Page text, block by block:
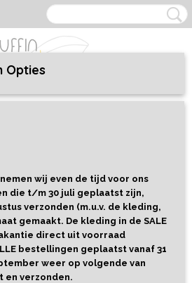
Opties
wij even de tijd voor ons
die t/m 30 juli geplaatst zijn,
verzonden (m.u.v. de kleding,
gemaakt. De kleding in de SALE
direct uit voorraad
bestellingen geplaatst vanaf 31
weer op volgende van
en verzonden.